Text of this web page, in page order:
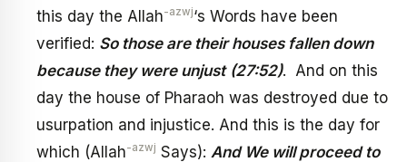
this day the Allah-azwj‘s Words have been
verified: So those are their houses fallen down
because they were unjust (27:52). And on this
day the house of Pharaoh was destroyed due to
usurpation and injustice. And this is the day for
which (Allah-azwj Says): And We will proceed to